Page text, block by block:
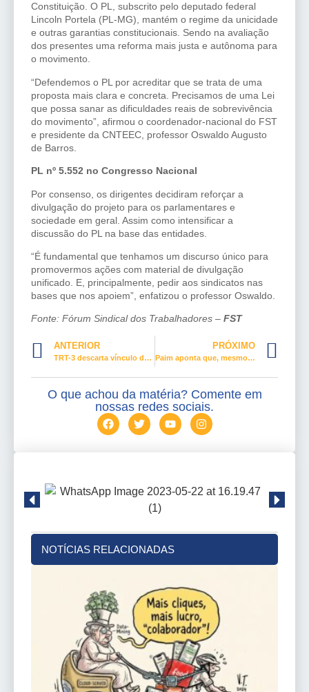
Constituição. O PL, subscrito pelo deputado federal
Lincoln Portela (PL-MG), mantém o regime da unicidade
e outras garantias constitucionais. Sendo na avaliação
dos presentes uma reforma mais justa e autônoma para
o movimento.
“Defendemos o PL por acreditar que se trata de uma
proposta mais clara e concreta. Precisamos de uma Lei
que possa sanar as dificuldades reais de sobrevivência
do movimento”, afirmou o coordenador-nacional do FST
e presidente da CNTEEC, professor Oswaldo Augusto
de Barros.
PL nº 5.552 no Congresso Nacional
Por consenso, os dirigentes decidiram reforçar a
divulgação do projeto para os parlamentares e
sociedade em geral. Assim como intensificar a
discussão do PL na base das entidades.
“É fundamental que tenhamos um discurso único para
promovermos ações com material de divulgação
unificado. E, principalmente, pedir aos sindicatos nas
bases que nos apoiem”, enfatizou o professor Oswaldo.
Fonte: Fórum Sindical dos Trabalhadores – FST
ANTERIOR
TRT-3 descarta vínculo de emprego entre estilista e grupo de confecções
PRÓXIMO
Paim aponta que, mesmo com reformas, crises social e econômica continuam
O que achou da matéria? Comente em
nossas redes sociais.
NOTÍCIAS RELACIONADAS